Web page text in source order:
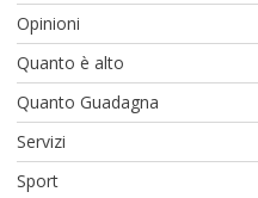
Opinioni
Quanto è alto
Quanto Guadagna
Servizi
Sport